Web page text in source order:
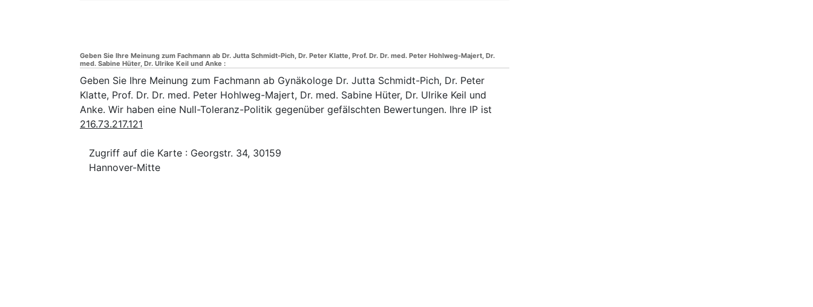
Geben Sie Ihre Meinung zum Fachmann ab Dr. Jutta Schmidt-Pich, Dr. Peter Klatte, Prof. Dr. Dr. med. Peter Hohlweg-Majert, Dr.
med. Sabine Hüter, Dr. Ulrike Keil und Anke :
Geben Sie Ihre Meinung zum Fachmann ab Gynäkologe Dr. Jutta Schmidt-Pich, Dr. Peter
Klatte, Prof. Dr. Dr. med. Peter Hohlweg-Majert, Dr. med. Sabine Hüter, Dr. Ulrike Keil und
Anke. Wir haben eine Null-Toleranz-Politik gegenüber gefälschten Bewertungen. Ihre IP ist
216.73.217.121
Zugriff auf die Karte : Georgstr. 34, 30159
Hannover-Mitte